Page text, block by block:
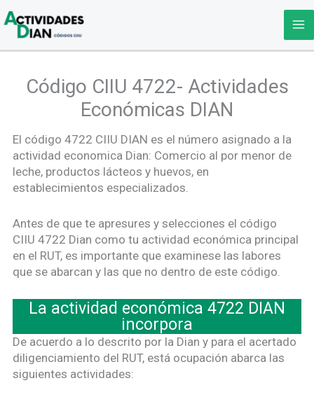
al
contenido
Código CIIU 4722- Actividades
Económicas DIAN
El código 4722 CIIU DIAN es el número asignado a la
actividad economica Dian: Comercio al por menor de
leche, productos lácteos y huevos, en
establecimientos especializados.
Antes de que te apresures y selecciones el código
CIIU 4722 Dian como tu actividad económica principal
en el RUT, es importante que examinese las labores
que se abarcan y las que no dentro de este código.
La actividad económica 4722 DIAN
incorpora
De acuerdo a lo descrito por la Dian y para el acertado
diligenciamiento del RUT, está ocupación abarca las
siguientes actividades: